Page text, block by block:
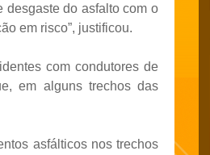
desgaste do asfalto com o
em risco”, justificou.
com condutores de
em alguns trechos das
asfálticos nos trechos